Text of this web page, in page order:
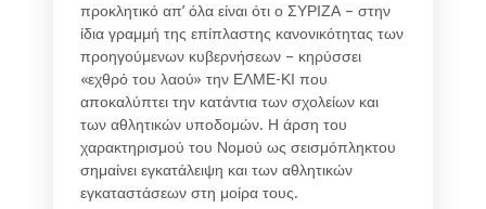
προκλητικό απ’ όλα είναι ότι ο ΣΥΡΙΖΑ – στην
ίδια γραμμή της επίπλαστης κανονικότητας των
προηγούμενων κυβερνήσεων – κηρύσσει
«εχθρό του λαού» την ΕΛΜΕ-ΚΙ που
αποκαλύπτει την κατάντια των σχολείων και
των αθλητικών υποδομών. Η άρση του
χαρακτηρισμού του Νομού ως σεισμόπληκτου
σημαίνει εγκατάλειψη και των αθλητικών
εγκαταστάσεων στη μοίρα τους.